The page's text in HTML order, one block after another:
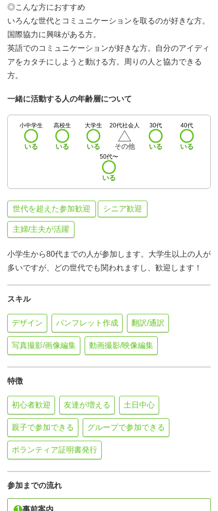
◎こんな方におすすめ
いろんな世代とコミュニケーションを取るのが好きな方。
国際協力に興味がある方。
英語でのコミュニケーションが好きな方。自分のアイディ
アをカタチにしようと動ける方。周りの人と協力できる
方。
一緒に活動する人の年齢層について
小中学生
いる
高校生
いる
大学生
いる
20代社会人
その他
30代
いる
40代
いる
50代〜
いる
世代を超えた参加歓迎 シニア歓迎
主婦/主夫が活躍
小学生から80代までの人が参加します。大学生以上の人が
多いですが、どの世代でも関われますし、歓迎します！
スキル
デザイン パンフレット作成 翻訳/通訳
写真撮影/画像編集 動画撮影/映像編集
特徴
初心者歓迎 友達が増える 土日中心
親子で参加できる グループで参加できる
ボランティア証明書発行
参加までの流れ
1 事前案内